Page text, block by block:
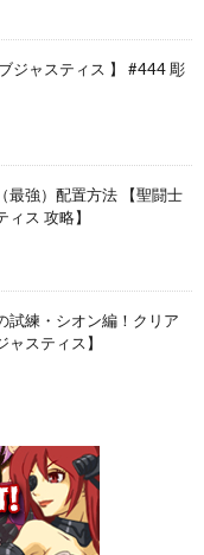
ジャスティス 】 #444 彫
最強）配置方法 【聖闘士
ス 攻略】
試練・シオン編！クリア
スティス】